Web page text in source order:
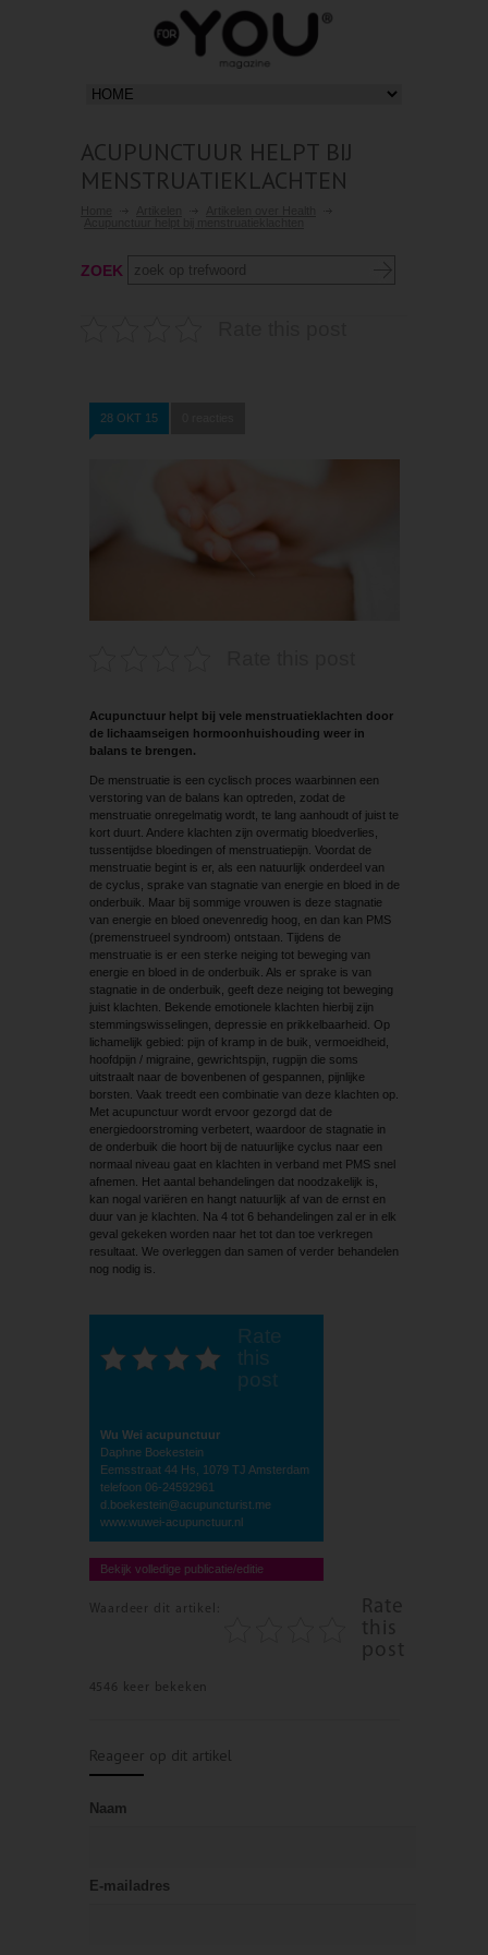
ACUPUNCTUUR HELPT BIJ
MENSTRUATIEKLACHTEN
ZOEK
28 OKT 15
Acupunctuur helpt bij vele menstruatieklachten door
de lichaamseigen hormoonhuishouding weer in
balans te brengen.
De menstruatie is een cyclisch proces waarbinnen een
verstoring van de balans kan optreden, zodat de
menstruatie onregelmatig wordt, te lang aanhoudt of juist te
kort duurt. Andere klachten zijn overmatig bloedverlies,
tussentijdse bloedingen of menstruatiepijn. Voordat de
menstruatie begint is er, als een natuurlijk onderdeel van
de cyclus, sprake van stagnatie van energie en bloed in de
onderbuik. Maar bij sommige vrouwen is deze stagnatie
van energie en bloed onevenredig hoog, en dan kan PMS
(premenstrueel syndroom) ontstaan. Tijdens de
menstruatie is er een sterke neiging tot beweging van
energie en bloed in de onderbuik. Als er sprake is van
stagnatie in de onderbuik, geeft deze neiging tot beweging
juist klachten. Bekende emotionele klachten hierbij zijn
stemmingswisselingen, depressie en prikkelbaarheid. Op
lichamelijk gebied: pijn of kramp in de buik, vermoeidheid,
hoofdpijn / migraine, gewrichtspijn, rugpijn die soms
uitstraalt naar de bovenbenen of gespannen, pijnlijke
borsten. Vaak treedt een combinatie van deze klachten op.
Met acupunctuur wordt ervoor gezorgd dat de
energiedoorstroming verbetert, waardoor de stagnatie in
de onderbuik die hoort bij de natuurlijke cyclus naar een
normaal niveau gaat en klachten in verband met PMS snel
afnemen. Het aantal behandelingen dat noodzakelijk is,
kan nogal variëren en hangt natuurlijk af van de ernst en
duur van je klachten. Na 4 tot 6 behandelingen zal er in elk
geval gekeken worden naar het tot dan toe verkregen
resultaat. We overleggen dan samen of verder behandelen
nog nodig is.
Rate
this
post
Wu Wei acupunctuur
Daphne Boekestein
Eemsstraat 44 Hs, 1079 TJ Amsterdam
telefoon 06-24592961
d.boekestein@acupuncturist.me
www.wuwei-acupunctuur.nl
Bekijk volledige publicatie/editie
Waardeer dit artikel:
Rate
this
post
4546 keer bekeken
Reageer op dit artikel
Naam
E-mailadres